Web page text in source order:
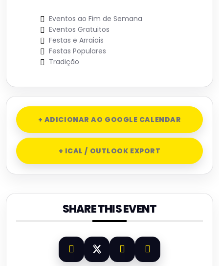
Eventos ao Fim de Semana
Eventos Gratuitos
Festas e Arraiais
Festas Populares
Tradição
+ ADICIONAR AO GOOGLE CALENDAR
+ ICAL / OUTLOOK EXPORT
SHARE THIS EVENT